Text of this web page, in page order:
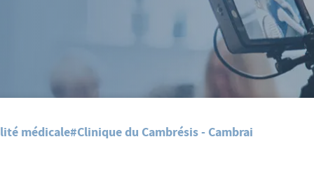
médicale#Clinique du Cambrésis - Cambrai